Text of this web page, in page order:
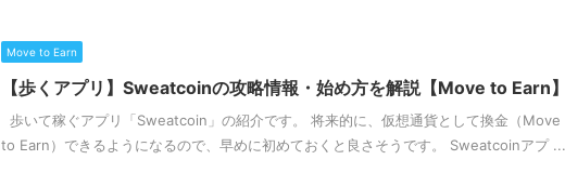
Move to Earn
【歩くアプリ】Sweatcoinの攻略情報・始め方を解説【Move to Earn】
歩いて稼ぐアプリ「Sweatcoin」の紹介です。 将来的に、仮想通貨として換金（Move
to Earn）できるようになるので、早めに初めておくと良さそうです。 Sweatcoinアプ ...